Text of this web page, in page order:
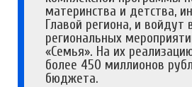
материнства и детства,
Главой региона, и войдут
региональных
«Семья». На их
более 450 миллионов
бюджета.